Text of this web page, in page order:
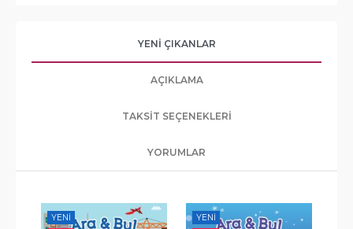
YENI ÇIKANLAR
AÇIKLAMA
TAKSIT SEÇENEKLERI
YORUMLAR
YENI
YENI